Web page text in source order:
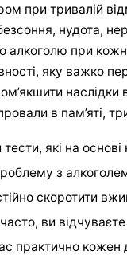
при тривалій
нудота,
алкоголю при
яку важко
в пам’яті,
які на
з алкоголем
скоротити
ви
практично кожен